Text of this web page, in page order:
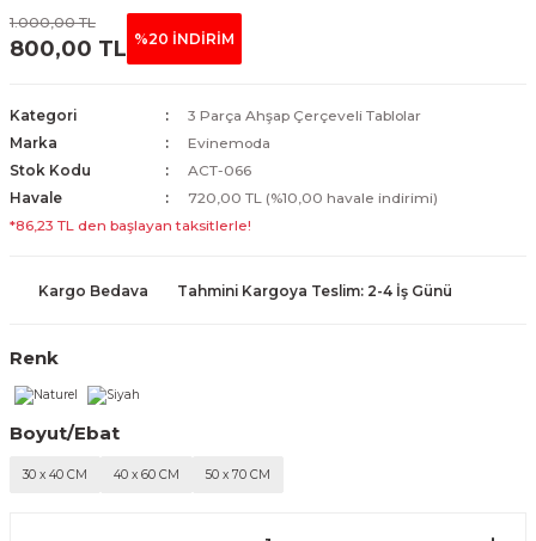
1.000,00 TL
800,00 TL %20 İNDİRİM
Kategori
3 Parça Ahşap Çerçeveli Tablolar
Marka
Evinemoda
Stok Kodu
ACT-066
Havale
720,00 TL (%10,00 havale indirimi)
*86,23 TL den başlayan taksitlerle!
Kargo Bedava Tahmini Kargoya Teslim: 2-4 İş Günü
Renk
Boyut/Ebat
30 x 40 CM 40 x 60 CM 50 x 70 CM